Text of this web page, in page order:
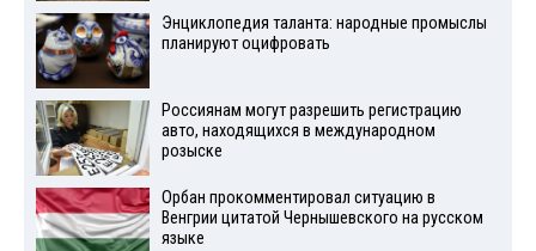
Энциклопедия таланта: народные промыслы
планируют оцифровать
Россиянам могут разрешить регистрацию
авто, находящихся в международном
розыске
Орбан прокомментировал ситуацию в
Венгрии цитатой Чернышевского на русском
языке